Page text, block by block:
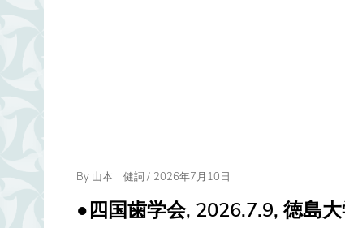
By 山本 健詞 / Posted
2026年7月10日
●四国歯学会, 2026.7.9, 徳島